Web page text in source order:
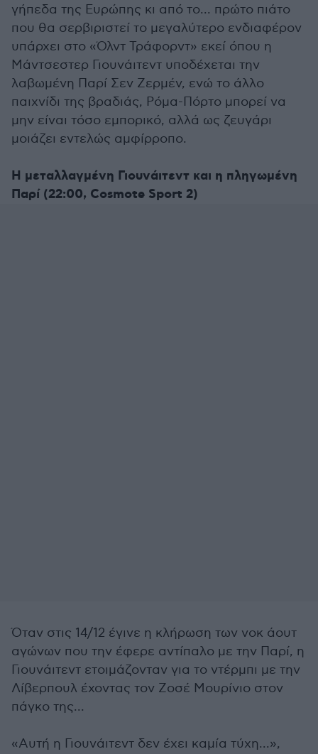
γήπεδα της Ευρώπης κι από το... πρώτο πιάτο
που θα σερβιριστεί το μεγαλύτερο ενδιαφέρον
υπάρχει στο «Όλντ Τράφορντ» εκεί όπου η
Μάντσεστερ Γιουνάιτεντ υποδέχεται την
λαβωμένη Παρί Σεν Ζερμέν, ενώ το άλλο
παιχνίδι της βραδιάς, Ρόμα-Πόρτο μπορεί να
μην είναι τόσο εμπορικό, αλλά ως ζευγάρι
μοιάζει εντελώς αμφίρροπο.
Η μεταλλαγμένη Γιουνάιτεντ και η πληγωμένη
Παρί (22:00, Cosmote Sport 2)
Όταν στις 14/12 έγινε η κλήρωση των νοκ άουτ
αγώνων που την έφερε αντίπαλο με την Παρί, η
Γιουνάιτεντ ετοιμάζονταν για το ντέρμπι με την
Λίβερπουλ έχοντας τον Ζοσέ Μουρίνιο στον
πάγκο της...
«Αυτή η Γιουνάιτεντ δεν έχει καμία τύχη...»,